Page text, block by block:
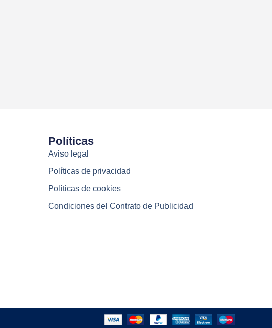
Políticas
Aviso legal
Políticas de privacidad
Políticas de cookies
Condiciones del Contrato de Publicidad